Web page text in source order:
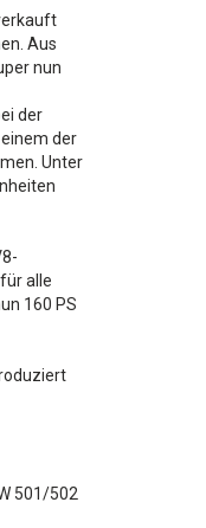
Aus
nun
der
der
Unter
alle
160 PS
501/502